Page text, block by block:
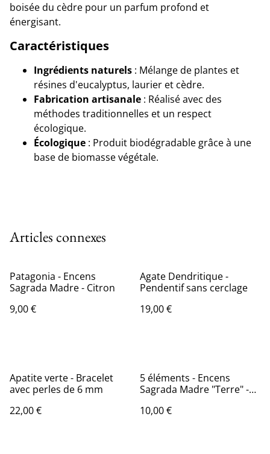
boisée du cèdre pour un parfum profond et
énergisant.
Caractéristiques
Ingrédients naturels : Mélange de plantes et
résines d'eucalyptus, laurier et cèdre.
Fabrication artisanale : Réalisé avec des
méthodes traditionnelles et un respect
écologique.
Écologique : Produit biodégradable grâce à une
base de biomasse végétale.
Articles connexes
Patagonia - Encens
Sagrada Madre - Citron
9,00 €
Agate Dendritique -
Pendentif sans cerclage
19,00 €
Apatite verte - Bracelet
avec perles de 6 mm
22,00 €
5 éléments - Encens
Sagrada Madre "Terre" -
10,00 €